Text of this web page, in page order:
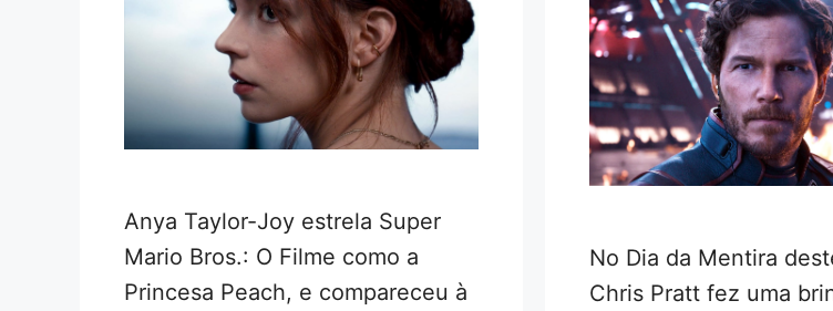
Anya Taylor-Joy estrela Super
Mario Bros.: O Filme como a
Princesa Peach, e compareceu à
No Dia da Mentira
Chris Pratt fez uma